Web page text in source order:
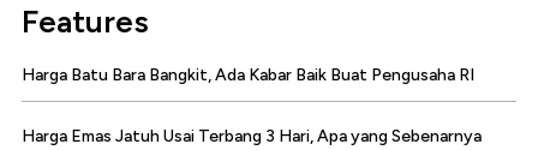
Features
Harga Batu Bara Bangkit, Ada Kabar Baik Buat Pengusaha RI
Harga Emas Jatuh Usai Terbang 3 Hari, Apa yang Sebenarnya